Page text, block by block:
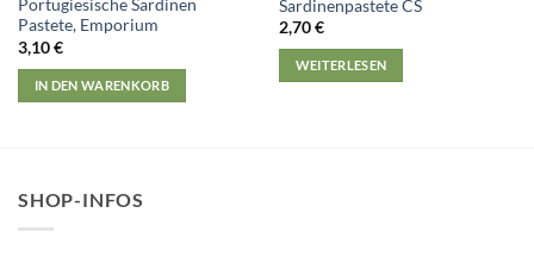
Portugiesische Sardinen
Pastete, Emporium
3,10€
IN DEN WARENKORB
Sardinenpastete CS
2,70€
WEITERLESEN
SHOP-INFOS